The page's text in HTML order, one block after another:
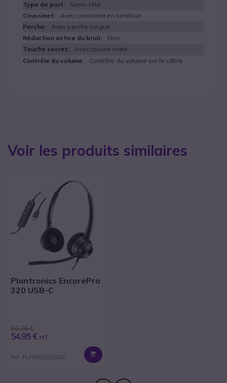
Serre-tête
Avec coussinet en similicuir
Avec perche longue
Non
Avec touche mute
Contrôle du volume sur le câble
Voir les produits similaires
Plantronics EncorePro
320 USB-C
56,05 €
54,95 € HT
Ref: PLHW320USBC